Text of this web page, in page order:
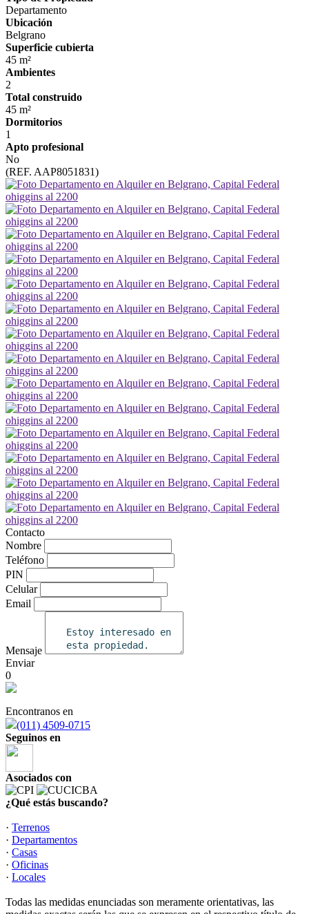
Departamento
Ubicación
Belgrano
Superficie cubierta
45 m²
Ambientes
2
Total construido
45 m²
Dormitorios
1
Apto profesional
No
(REF. AAP8051831)
Contacto
Nombre
Teléfono
PIN
Celular
Email
Mensaje
Enviar
0
Encontranos en
(011) 4509-0715
Seguinos en
Asociados con
¿Qué estás buscando?
· Terrenos
· Departamentos
· Casas
· Oficinas
· Locales
Todas las medidas enunciadas son meramente orientativas, las